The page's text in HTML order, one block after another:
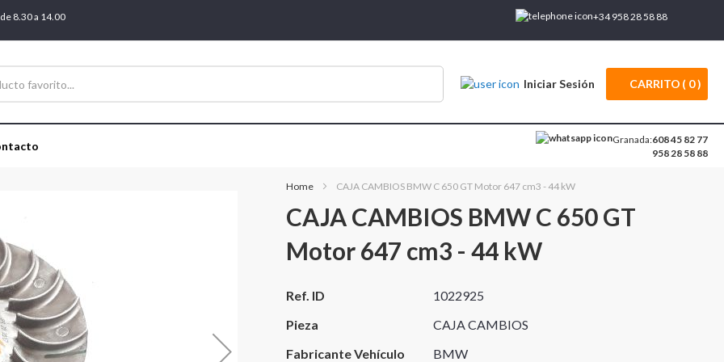
8.30 a 14.00 +34 958 28 58 88
CARRITO 0
Iniciar Sesión
Granada:608 45 82 77
958 28 58 88
Home CAJA CAMBIOS BMW C 650 GT Motor 647 cm3 - 44 kW
CAJA CAMBIOS BMW C 650 GT
Motor 647 cm3 - 44 kW
Más
Ref. ID
1022925
Pieza
CAJA CAMBIOS
Fabricante Vehículo
BMW